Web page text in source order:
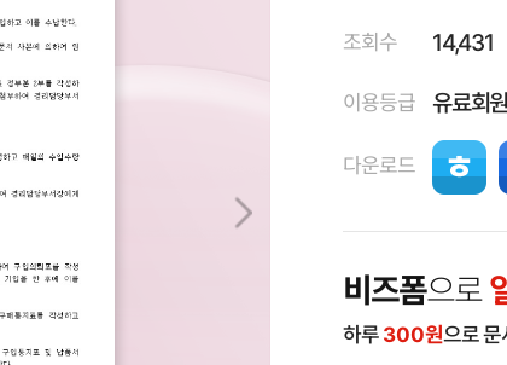
조회수 14,431
이용등급 유료회원
다운로드
비즈폼으로
하루 300원으로 문